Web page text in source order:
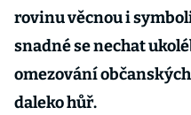
rovinu věcnou i
snadné se nechat
omezování
daleko hůř.